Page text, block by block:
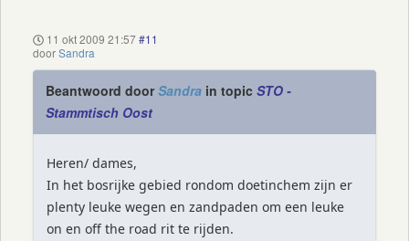
11 okt 2009 21:57 #11
doorSandra
Beantwoord doorSandra in topic STO -
Stammtisch Oost
Heren/ dames,
In het bosrijke gebied rondom doetinchem zijn er
plenty leuke wegen en zandpaden om een leuke
on en off the road rit te rijden.